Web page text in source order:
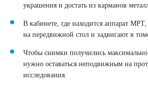
украшения и достать из карманов
В кабинете, где находится аппарат
на передвижной стол и задвигают в
Чтобы снимки получились
нужно оставаться неподвижным на
исследования.
Выберите